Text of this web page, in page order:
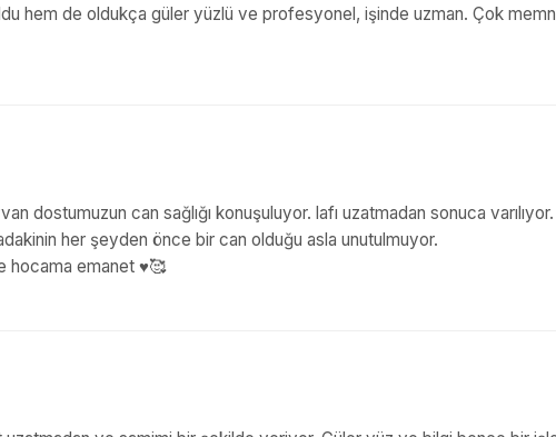
hem de oldukça güler yüzlü ve profesyonel, işinde uzman. Çok
dostumuzun can sağlığı konuşuluyor. lafı uzatmadan sonuca
her şeyden önce bir can olduğu asla unutulmuyor.
hocama emanet ♥️🥰